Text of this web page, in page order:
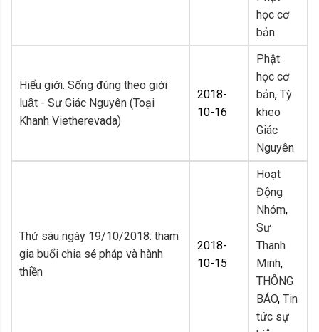
học cơ
bản
Hiểu giới. Sống đúng theo giới
luật - Sư Giác Nguyên (Toại
Khanh Vietherevada)
2018-
10-16
Phật
học cơ
bản, Tỳ
kheo
Giác
Nguyên
Thứ sáu ngày 19/10/2018: tham
gia buổi chia sẻ pháp và hành
thiền
2018-
10-15
Hoạt
Động
Nhóm,
Sư
Thanh
Minh,
THÔNG
BÁO, Tin
tức sự